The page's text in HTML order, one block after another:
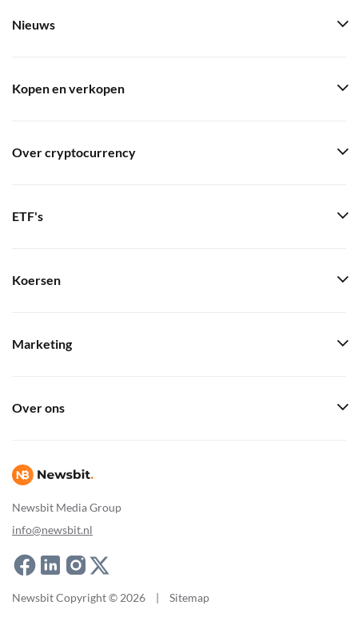
Newsbit Media Group
info@newsbit.nl
Nieuws
Kopen en verkopen
Over cryptocurrency
ETF's
Koersen
Marketing
Over ons
Newsbit Copyright © 2026 | Sitemap